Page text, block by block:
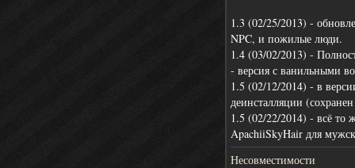
1.3 (02/25/2013) -
NPC, и пожилые люди.
1.4 (03/02/2013) -
- версия с ванильными
1.5 (02/12/2014) - в
деинсталляции
1.5 (02/22/2014) - всё то
ApachiiSkyHair для
Несовместимости